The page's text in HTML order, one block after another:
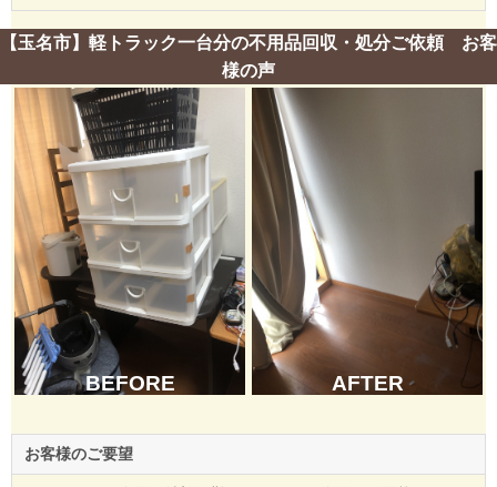
【玉名市】軽トラック一台分の不用品回収・処分ご依頼 お客
様の声
BEFORE AFTER
お客様のご要望